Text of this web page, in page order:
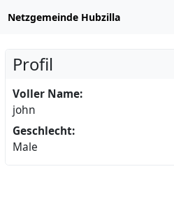
Netzgemeinde Hubzilla
Profil
Voller Name:
john
Geschlecht:
Male